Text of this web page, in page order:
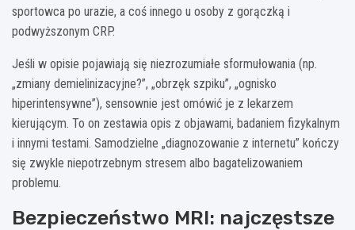
sportowca po urazie, a coś innego u osoby z gorączką i
podwyższonym CRP.
Jeśli w opisie pojawiają się niezrozumiałe sformułowania (np.
„zmiany demielinizacyjne?”, „obrzęk szpiku”, „ognisko
hiperintensywne”), sensownie jest omówić je z lekarzem
kierującym. To on zestawia opis z objawami, badaniem fizykalnym
i innymi testami. Samodzielne „diagnozowanie z internetu” kończy
się zwykle niepotrzebnym stresem albo bagatelizowaniem
problemu.
Bezpieczeństwo MRI: najczęstsze